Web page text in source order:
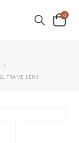
0
FRAME LENS